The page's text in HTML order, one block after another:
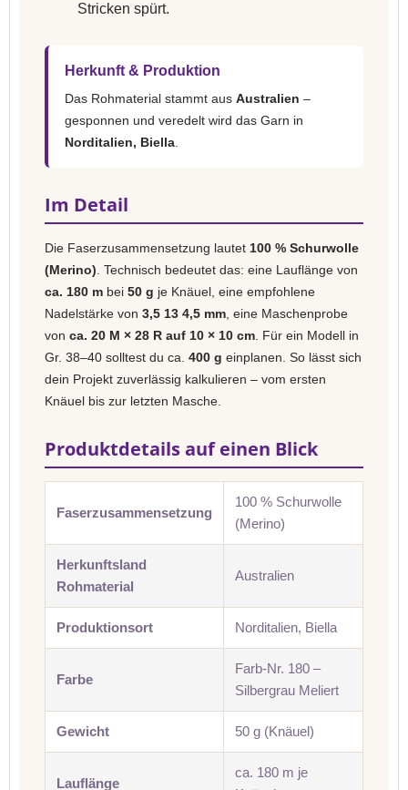
Stricken spürt.
Herkunft & Produktion
Das Rohmaterial stammt aus Australien –
gesponnen und veredelt wird das Garn in
Norditalien, Biella
Im Detail
Die Faserzusammensetzung lautet 100 % Schurwolle
(Merino) . Technisch bedeutet das: eine Lauflänge von
ca. 180 m bei 50 g je Knäuel, eine empfohlene
Nadelstärke von 3,5 13 4,5 mm , eine Maschenprobe
von ca. 20 M × 28 R auf 10 × 10 cm . Für ein Modell in
Gr. 38–40 solltest du ca. 400 g einplanen. So lässt sich
dein Projekt zuverlässig kalkulieren – vom ersten
Knäuel bis zur letzten Masche.
Produktdetails auf einen Blick
Faserzusammensetzung
100 % Schurwolle
(Merino)
Herkunftsland
Rohmaterial
Australien
Produktionsort Norditalien, Biella
Farbe
Farb-Nr. 180 –
Silbergrau Meliert
Gewicht 50 g (Knäuel)
Lauflänge
ca. 180 m je